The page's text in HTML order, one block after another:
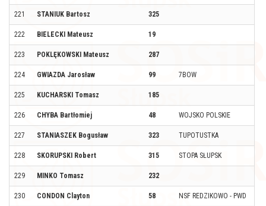
221 STANIUK Bartosz 325
222 BIELECKI Mateusz 19
223 POKLĘKOWSKI Mateusz 287
224 GWIAZDA Jarosław 99 7BOW
225 KUCHARSKI Tomasz 185
226 CHYBA Bartłomiej 48 WOJSKO POLSKIE
227 STANIASZEK Bogusław 323 TUPOTUSTKA
228 SKORUPSKI Robert 315 STOPA SŁUPSK
229 MINKO Tomasz 232
230 CONDON Clayton 58 NSF REDZIKOWO - PWD